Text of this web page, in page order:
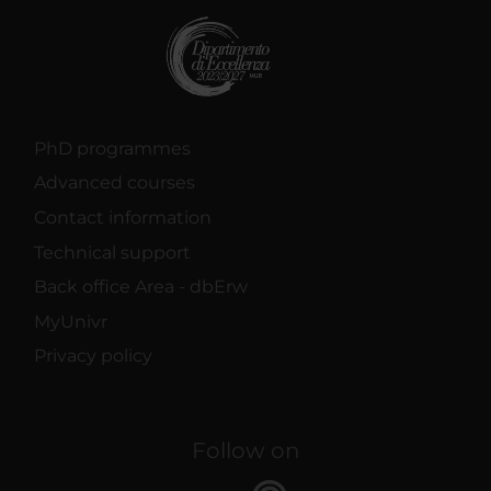
PhD programmes
Advanced courses
Contact information
Technical support
Back office Area - dbErw
MyUnivr
Privacy policy
Follow on